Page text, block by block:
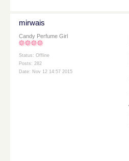
mirwais
Candy Perfume Girl
Status: Offline
Posts: 282
Date: Nov 12 14:57 2015